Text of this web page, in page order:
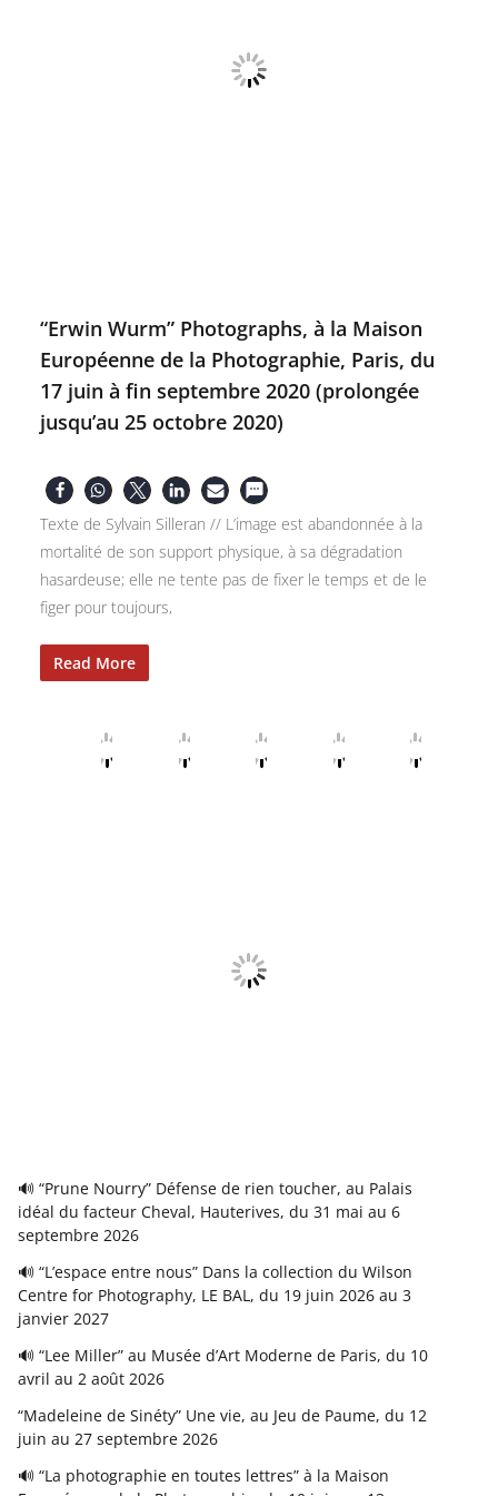
“Erwin Wurm” Photographs, à la Maison
Européenne de la Photographie, Paris, du
17 juin à fin septembre 2020 (prolongée
jusqu’au 25 octobre 2020)
Texte de Sylvain Silleran // L’image est abandonnée à la
mortalité de son support physique, à sa dégradation
hasardeuse; elle ne tente pas de fixer le temps et de le
figer pour toujours,
Read More
🔊 “Prune Nourry” Défense de rien toucher, au Palais
idéal du facteur Cheval, Hauterives, du 31 mai au 6
septembre 2026
🔊 “L’espace entre nous” Dans la collection du Wilson
Centre for Photography, LE BAL, du 19 juin 2026 au 3
janvier 2027
🔊 “Lee Miller” au Musée d’Art Moderne de Paris, du 10
avril au 2 août 2026
“Madeleine de Sinéty” Une vie, au Jeu de Paume, du 12
juin au 27 septembre 2026
🔊 “La photographie en toutes lettres” à la Maison